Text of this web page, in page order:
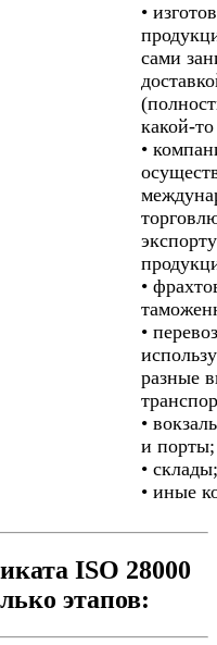
•
сами
какой-
•
•
•
разные
•
и порты;
• склады;
• иные
ISO 28000
этапов: